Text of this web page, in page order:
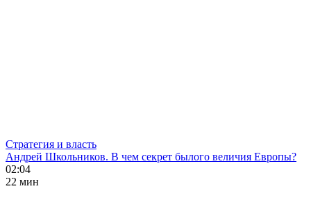
Стратегия и власть
Андрей Школьников. В чем секрет былого величия Европы?
02:04
22 мин